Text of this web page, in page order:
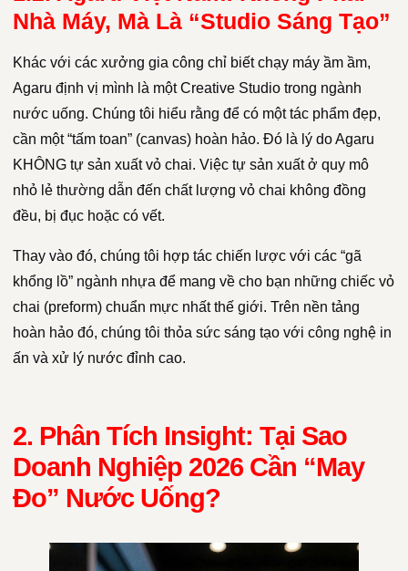
Nhà Máy, Mà Là “Studio Sáng Tạo”
Khác với các xưởng gia công chỉ biết chạy máy ầm ầm,
Agaru định vị mình là một Creative Studio trong ngành
nước uống. Chúng tôi hiểu rằng để có một tác phẩm đẹp,
cần một “tấm toan” (canvas) hoàn hảo. Đó là lý do Agaru
KHÔNG tự sản xuất vỏ chai. Việc tự sản xuất ở quy mô
nhỏ lẻ thường dẫn đến chất lượng vỏ chai không đồng
đều, bị đục hoặc có vết.
Thay vào đó, chúng tôi hợp tác chiến lược với các “gã
khổng lồ” ngành nhựa để mang về cho bạn những chiếc vỏ
chai (preform) chuẩn mực nhất thế giới. Trên nền tảng
hoàn hảo đó, chúng tôi thỏa sức sáng tạo với công nghệ in
ấn và xử lý nước đỉnh cao.
2. Phân Tích Insight: Tại Sao
Doanh Nghiệp 2026 Cần “May
Đo” Nước Uống?